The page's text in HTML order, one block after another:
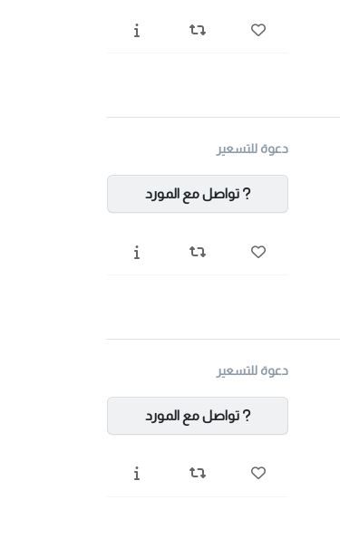
دعوة للتسعير
تواصل مع المورد
دعوة للتسعير
تواصل مع المورد